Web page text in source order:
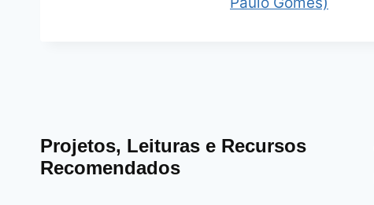
Projetos, Leituras e Recursos
Recomendados